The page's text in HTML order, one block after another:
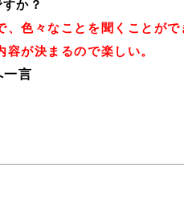
か？
、色々なことを聞くことがで
が決まるので楽しい。
一言